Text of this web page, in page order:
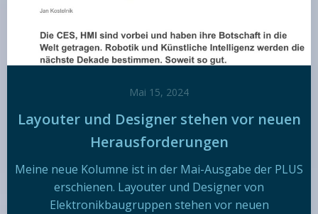
Mai 15, 2024
Layouter und Designer stehen vor neuen
Herausforderungen
Meine neue Kolumne ist in der Mai-Ausgabe der PLUS
erschienen. Layouter und Designer von
Elektronikbaugruppen stehen vor neuen